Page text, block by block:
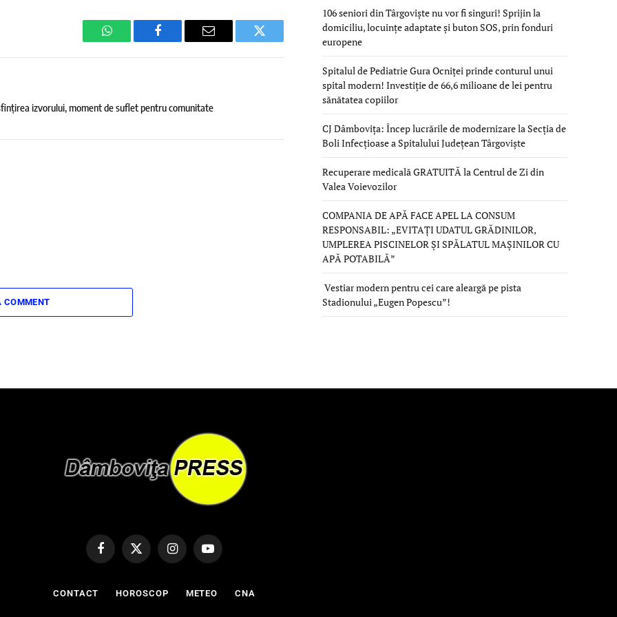
WhatsAppFacebook Email Twitter
izvorului, moment de suflet pentru comunitate
COMMENT
106 seniori din Târgoviște nu vor fi singuri! Sprijin la
domiciliu, locuințe adaptate și buton SOS, prin fonduri
europene
Spitalul de Pediatrie Gura Ocniței prinde conturul unui
spital modern! Investiție de 66,6 milioane de lei pentru
sănătatea copiilor
CJ Dâmbovița: Încep lucrările de modernizare la Secția de
Boli Infecțioase a Spitalului Județean Târgoviște
Recuperare medicală GRATUITĂ la Centrul de Zi din
Valea Voievozilor
COMPANIA DE APĂ FACE APEL LA CONSUM
RESPONSABIL: „EVITAȚI UDATUL GRĂDINILOR,
UMPLEREA PISCINELOR ȘI SPĂLATUL MAȘINILOR CU
APĂ POTABILĂ”
Vestiar modern pentru cei care aleargă pe pista
Stadionului „Eugen Popescu”!
FacebookX
(Twitter)
InstagramYouTube
CONTACT HOROSCOP METEO CNA